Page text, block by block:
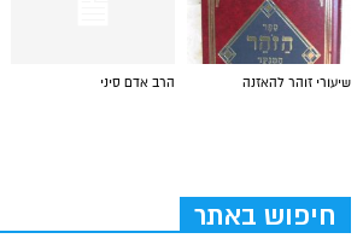
הרב אדם סיני שיעורי זוהר להאזנה
חיפוש באתר